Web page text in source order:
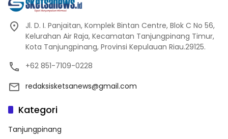
Jl. D. I. Panjaitan, Komplek Bintan Centre, Blok C No 56,
Kelurahan Air Raja, Kecamatan Tanjungpinang Timur,
Kota Tanjungpinang, Provinsi Kepulauan Riau.29125.
+62 851-7109-0228
redaksisketsanews@gmail.com
Kategori
Tanjungpinang